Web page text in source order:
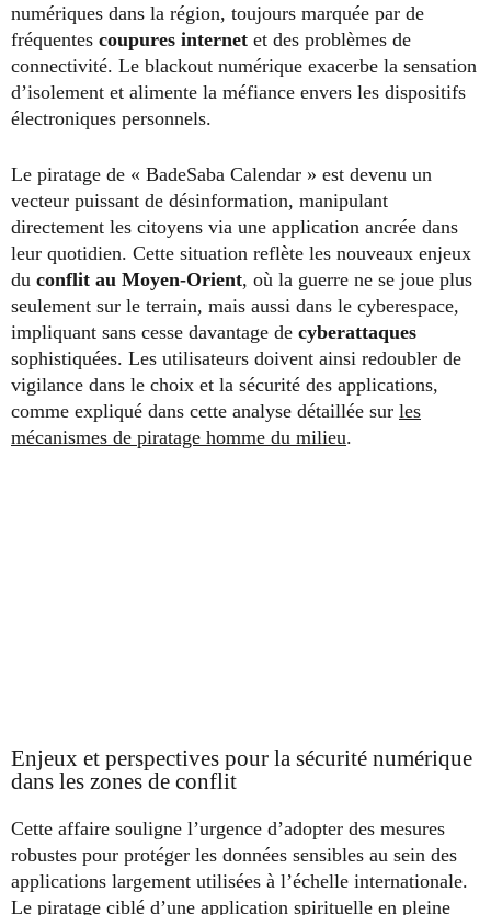
numériques dans la région, toujours marquée par de
fréquentes coupures internet et des problèmes de
connectivité. Le blackout numérique exacerbe la sensation
d’isolement et alimente la méfiance envers les dispositifs
électroniques personnels.
Le piratage de « BadeSaba Calendar » est devenu un
vecteur puissant de désinformation, manipulant
directement les citoyens via une application ancrée dans
leur quotidien. Cette situation reflète les nouveaux enjeux
du conflit au Moyen-Orient, où la guerre ne se joue plus
seulement sur le terrain, mais aussi dans le cyberespace,
impliquant sans cesse davantage de cyberattaques
sophistiquées. Les utilisateurs doivent ainsi redoubler de
vigilance dans le choix et la sécurité des applications,
comme expliqué dans cette analyse détaillée sur les
mécanismes de piratage homme du milieu.
Enjeux et perspectives pour la sécurité numérique
dans les zones de conflit
Cette affaire souligne l’urgence d’adopter des mesures
robustes pour protéger les données sensibles au sein des
applications largement utilisées à l’échelle internationale.
Le piratage ciblé d’une application spirituelle en pleine